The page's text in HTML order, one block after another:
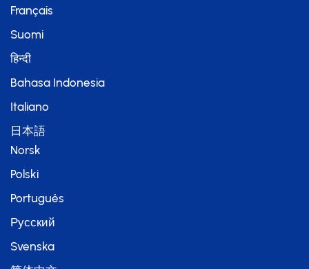
Français
Suomi
हिन्दी
Bahasa Indonesia
Italiano
日本語
Norsk
Polski
Português
Русский
Svenska